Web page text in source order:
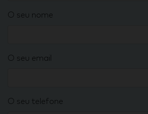
O seu nome
O seu email
O seu telefone